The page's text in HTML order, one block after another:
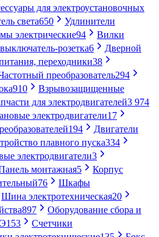
для электроустановочных
света650
Удлинители
электрические94
Вилки
розетка6
Дверной
переходники38
преобразователь294
910
Взрывозащищенные
для электродвигателей3 974
электродвигатели17
194
Двигатели
плавного пуска334
электродвигатели3
монтажная5
Корпус
76
Шкафы
Шина электротехническая20
897
Оборудование сбора и
153
Счетчики